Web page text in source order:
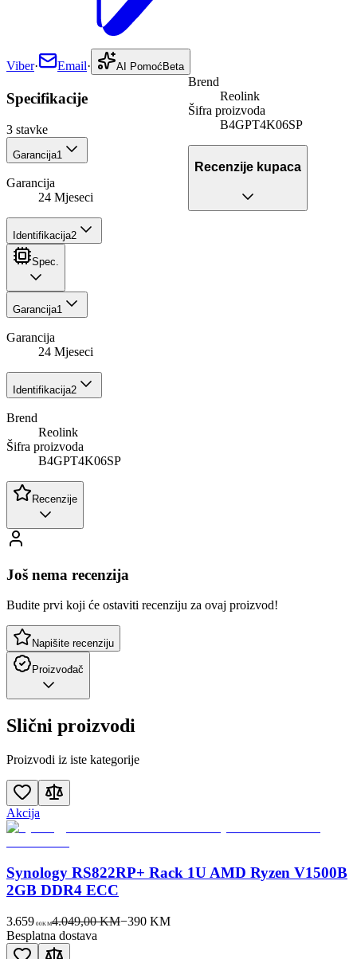
Viber· Email· AI Pomoć Beta
Specifikacije
3 stavke
Garancija1
Garancija
24 Mjeseci
Identifikacija2
Brend
Reolink
Šifra proizvoda
B4GPT4K06SP
Recenzije kupaca
Spec.
Garancija1
Garancija
24 Mjeseci
Identifikacija2
Brend
Reolink
Šifra proizvoda
B4GPT4K06SP
Recenzije
Još nema recenzija
Budite prvi koji će ostaviti recenziju za ovaj proizvod!
Napišite recenziju
Proizvođač
Slični proizvodi
Proizvodi iz iste kategorije
Akcija
Synology RS822RP+ Rack 1U AMD Ryzen V1500B
2GB DDR4 ECC
3.659 00KM4.049,00 KM−390KM
Besplatna dostava